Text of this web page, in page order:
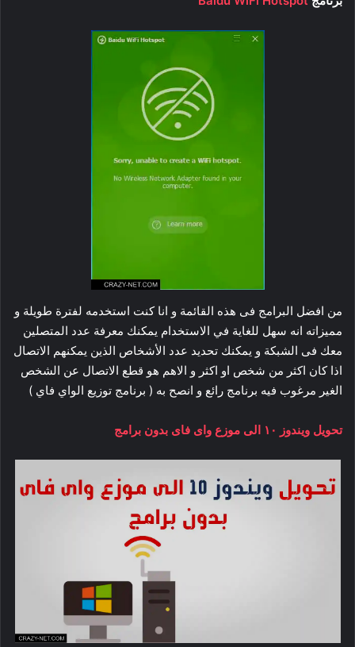
من افضل البرامج فى هذه القائمة و انا كنت استخدمه لفترة طويلة و
مميزاته انه سهل للغاية في الاستخدام يمكنك معرفة عدد المتصلين
معك فى الشبكة و يمكنك تحديد عدد الأشخاص الذين يمكنهم الاتصال
اذا كان اكثر من شخص او اكثر و الاهم هو قطع الاتصال عن الشخص
الغير مرغوب فيه برنامج رائع و انصح به ( برنامج توزيع الواي فاي )
تحويل ويندوز ١٠ الى موزع واى فاى بدون برامج